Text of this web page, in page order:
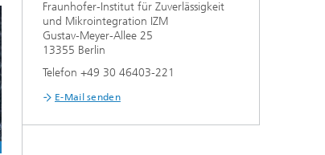
Fraunhofer-Institut für Zuverlässigkeit
und Mikrointegration IZM
Gustav-Meyer-Allee 25
13355 Berlin
Telefon +49 30 46403-221
E-Mail senden